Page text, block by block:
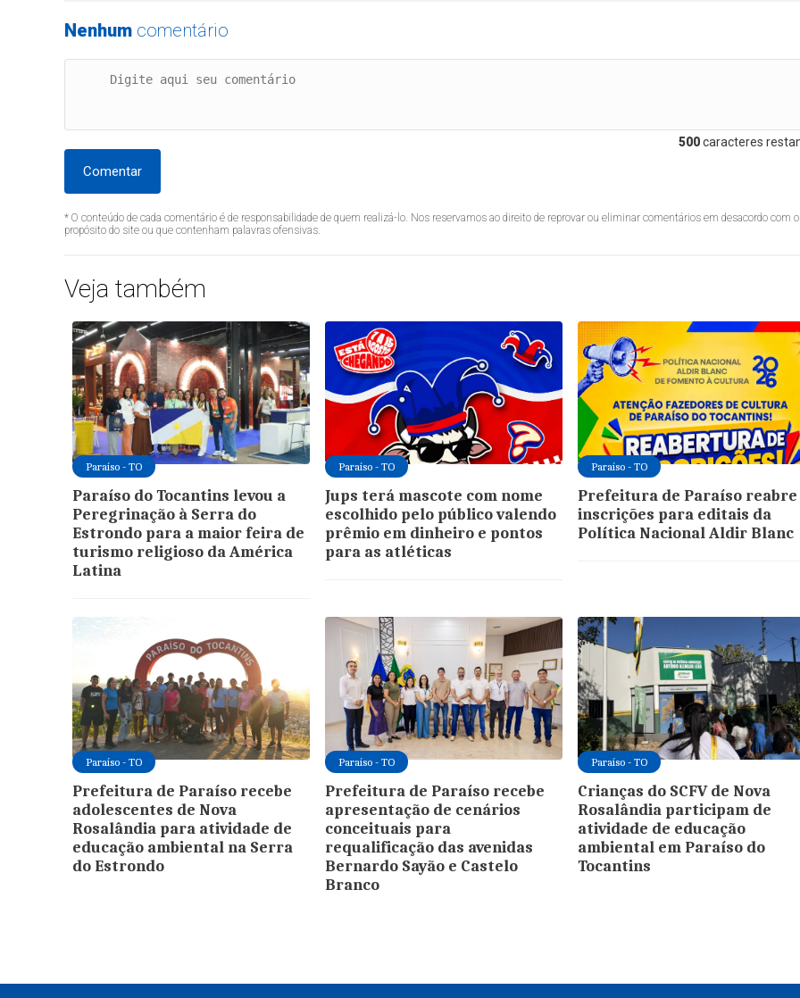
Nenhum comentário
500caracteres
Comentar
* O conteúdo de cada comentário é de responsabilidade de quem realizá-lo. Nos reservamos ao direito de reprovar ou eliminar comentários em desacordo com o
propósito do site ou que contenham palavras ofensivas.
Veja também
Paraíso - TO
Paraíso do Tocantins levou a
Peregrinação à Serra do
Estrondo para a maior feira de
turismo religioso da América
Latina
Paraíso - TO
Jups terá mascote com nome
escolhido pelo público valendo
prêmio em dinheiro e pontos
para as atléticas
Paraíso - TO
Prefeitura de Paraíso reabre
inscrições para editais da
Política Nacional Aldir Blanc
Paraíso - TO
Prefeitura de Paraíso recebe
adolescentes de Nova
Rosalândia para atividade de
educação ambiental na Serra
do Estrondo
Paraíso - TO
Prefeitura de Paraíso recebe
apresentação de cenários
conceituais para
requalificação das avenidas
Bernardo Sayão e Castelo
Branco
Paraíso - TO
Crianças do SCFV de Nova
Rosalândia participam de
atividade de educação
ambiental em Paraíso do
Tocantins